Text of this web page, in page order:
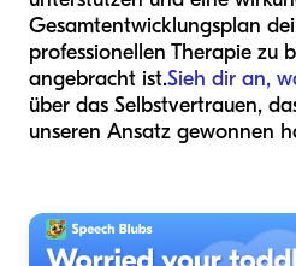
Gesamtentwicklungsplan
professionellen Therapie zu
angebracht ist.Sieh dir an,
über das Selbstvertrauen,
unseren Ansatz gewonnen